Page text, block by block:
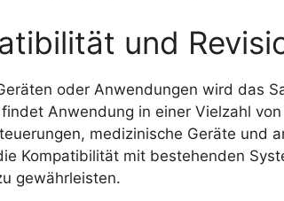
und
oder Anwendungen wird das
findet Anwendung in einer Vielzahl
medizinische Geräte und
Kompatibilität mit bestehenden
gewährleisten.